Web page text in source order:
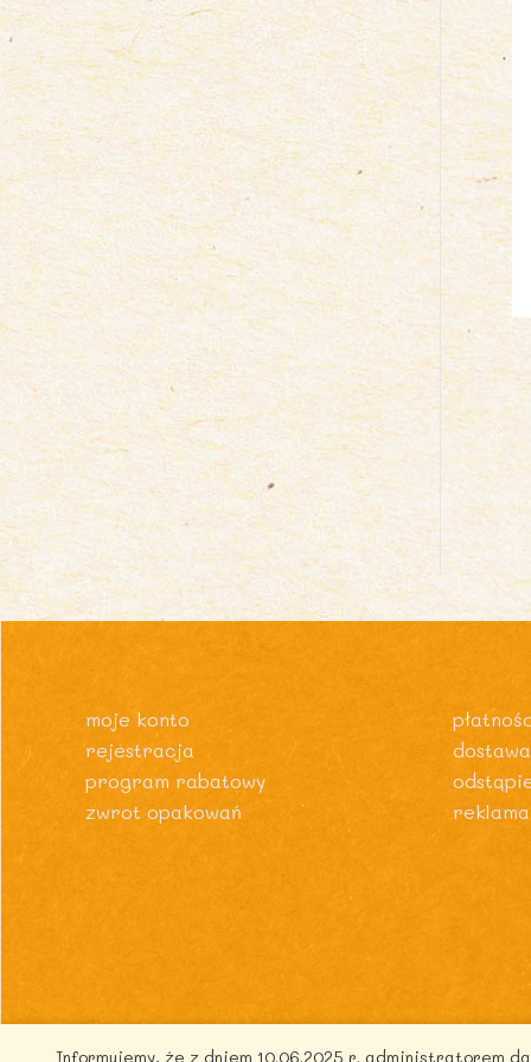
moje konto
rejestracja
program rabatowy
zwrot opakowań
dostawa
Informujemy, że z dniem 10.06.2025 r. administratorem